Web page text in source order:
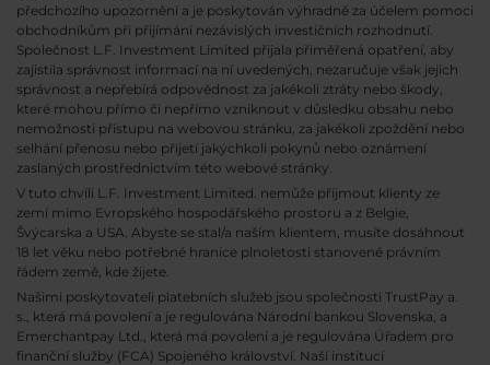
předchozího upozornění a je poskytován výhradně za účelem pomoci
obchodníkům při přijímání nezávislých investičních rozhodnutí.
Společnost L.F. Investment Limited přijala přiměřená opatření, aby
zajistila správnost informací na ní uvedených, nezaručuje však jejich
správnost a nepřebírá odpovědnost za jakékoli ztráty nebo škody,
které mohou přímo či nepřímo vzniknout v důsledku obsahu nebo
nemožnosti přístupu na webovou stránku, za jakékoli zpoždění nebo
selhání přenosu nebo přijetí jakýchkoli pokynů nebo oznámení
zaslaných prostřednictvím této webové stránky.
V tuto chvíli L.F. Investment Limited. nemůže přijmout klienty ze
zemí mimo Evropského hospodářského prostoru a z Belgie,
Švýcarska a USA. Abyste se stal/a naším klientem, musíte dosáhnout
18 let věku nebo potřebné hranice plnoletosti stanovené právním
řádem země, kde žijete.
Našimi poskytovateli platebních služeb jsou společnosti TrustPay a.
s., která má povolení a je regulována Národní bankou Slovenska, a
Emerchantpay Ltd., která má povolení a je regulována Úřadem pro
finanční služby (FCA) Spojeného království. Naší institucí